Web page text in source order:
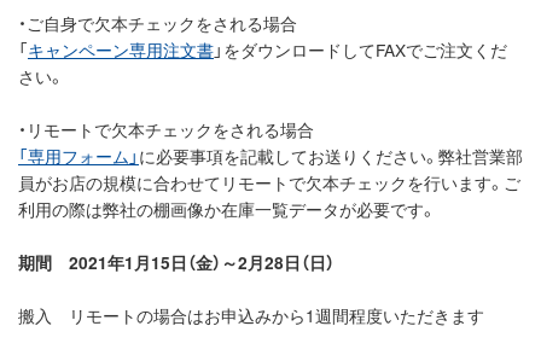
・ご自身で欠本チェックをされる場合
「キャンペーン専用注文書」をダウンロードしてFAXでご注文くだ
さい。
・リモートで欠本チェックをされる場合
「専用フォーム」 に必要事項を記載してお送りください。弊社営業部
員がお店の規模に合わせてリモートで欠本チェックを行います。ご
利用の際は弊社の棚画像か在庫一覧データが必要です。
期間 2021年1月15日（金）～2月28日（日）
搬入 リモートの場合はお申込みから1週間程度いただきます